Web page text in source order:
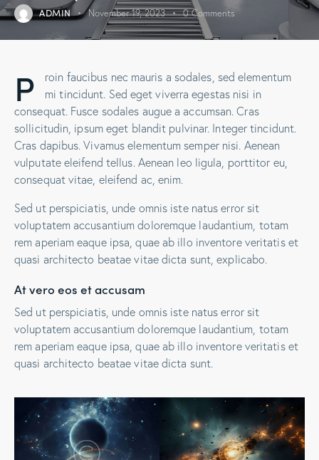
ADMIN November 19, 2023 0 Comments
P
roin faucibus nec mauris a sodales, sed elementum
mi tincidunt. Sed eget viverra egestas nisi in
consequat. Fusce sodales augue a accumsan. Cras
sollicitudin, ipsum eget blandit pulvinar. Integer tincidunt.
Cras dapibus. Vivamus elementum semper nisi. Aenean
vulputate eleifend tellus. Aenean leo ligula, porttitor eu,
consequat vitae, eleifend ac, enim.
Sed ut perspiciatis, unde omnis iste natus error sit
voluptatem accusantium doloremque laudantium, totam
rem aperiam eaque ipsa, quae ab illo inventore veritatis et
quasi architecto beatae vitae dicta sunt, explicabo.
At vero eos et accusam
Sed ut perspiciatis, unde omnis iste natus error sit
voluptatem accusantium doloremque laudantium, totam
rem aperiam eaque ipsa, quae ab illo inventore veritatis et
quasi architecto beatae vitae dicta sunt.